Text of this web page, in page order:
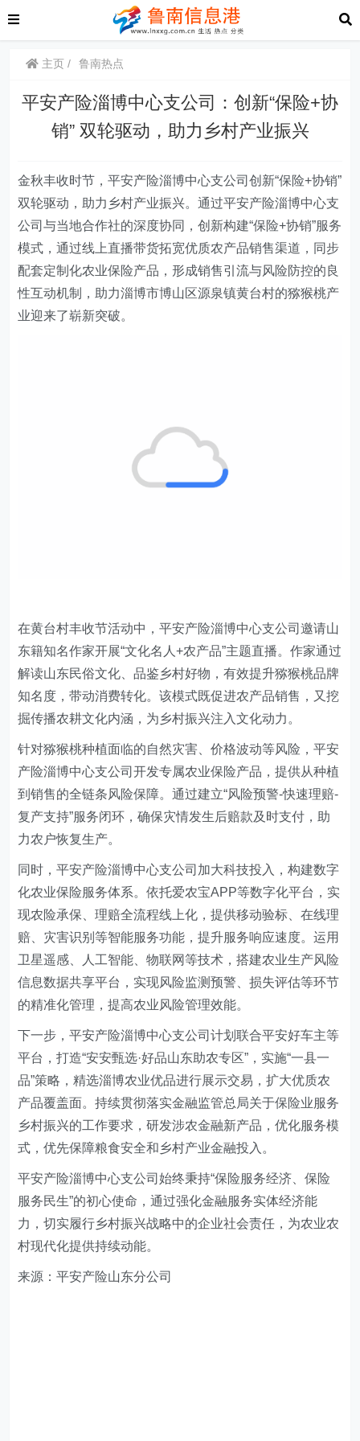
主页 鲁南热点
平安产险淄博中心支公司：创新“保险+协
销” 双轮驱动，助力乡村产业振兴
金秋丰收时节，平安产险淄博中心支公司创新“保险+协销”
双轮驱动 ， 助力乡村产业振兴。通过平安产险淄博中心支
公司与当地合作社的深度协同，创新构建“保险+协销”服务
模式，通过线上直播带货拓宽优质农产品销售渠道，同步
配套定制化农业保险产品，形成销售引流与风险防控的良
性互动机制
， 助力淄博市博山区源泉镇黄台村的猕猴桃产
业迎来了崭新突破。
在黄台村丰收节活动中，平安产险淄博中心支公司邀请山
东籍知名作家开展“文化名人+农产品”主题直播。作家通过
解读山东民俗文化、品鉴乡村好物，有效提升猕猴桃品牌
知名度，带动消费转化。该模式既促进农产品销售，又挖
掘传播农耕文化内涵，为乡村振兴注入文化动力。
针对猕猴桃种植面临的自然灾害、价格波动等风险，平安
产险淄博中心支公司开发专属农业保险产品，提供从种植
到销售的全链条风险保障。通过建立“风险预警-快速理赔-
复产支持”服务闭环，确保灾情发生后赔款及时支付，助
力农户恢复生产。
同时，平安产险淄博中心支公司 加大科技投入，构建数字
化农业保险服务体系。依托爱农宝APP等数字化平台，实
现农险承保、理赔全流程线上化，提供移动验标、在线理
赔、灾害识别等智能服务功能，提升服务响应速度。运用
卫星遥感、人工智能、物联网等技术，搭建农业生产风险
信息数据共享平台，实现风险监测预警、损失评估等环节
的精准化管理，提高农业风险管理效能。
下一步，平安产险淄博中心支公司计划联合平安好车主等
平台，打造“安安甄选·好品山东助农专区”，实施“一县一
品”策略，精选淄博农业优品进行展示交易，扩大优质农
产品覆盖面。持续贯彻落实金融监管总局关于保险业服务
乡村振兴的工作要求，研发涉农金融新产品，优化服务模
式，优先保障粮食安全和乡村产业金融投入。
平安产险淄博中心支公司始终秉持“保险服务经济、保险
服务民生”的初心使命，通过强化金融服务实体经济能
力，切实履行乡村振兴战略中的企业社会责任，为农业农
村现代化提供持续动能。
来源：平安产险山东分公司